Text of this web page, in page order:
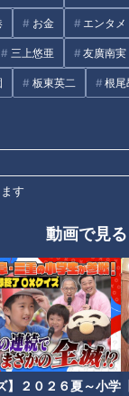
お金 エンタメ
三上悠亜 友廣南実
板東英二 根尾
す
動画で見る
】２０２６夏～小学
ます。炒めたお肉
ルーを入れて煮込
シャキも感じられ
「ハンバーグ」